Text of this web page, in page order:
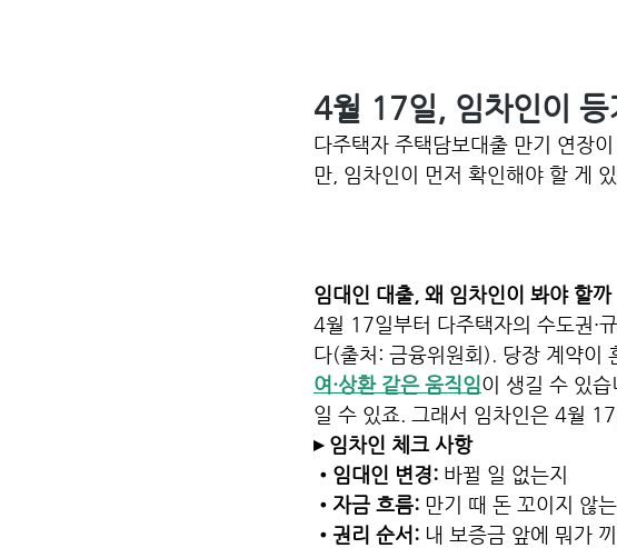
4월 17일, 임차인이 등
다주택자 주택담보대출 만기 연장
만, 임차인이 먼저 확인해야 할 게
임대인 대출, 왜 임차인이 봐야 할까
4월 17일부터 다주택자의 수도권·
다(출처: 금융위원회). 당장 계약이
여·상환 같은 움직임이 생길 수 있
일 수 있죠. 그래서 임차인은 4월
▸ 임차인 체크 사항
•임대인 변경: 바뀔 일 없는지
•자금 흐름: 만기 때 돈 꼬이지 않는
•권리 순서: 내 보증금 앞에 뭐가